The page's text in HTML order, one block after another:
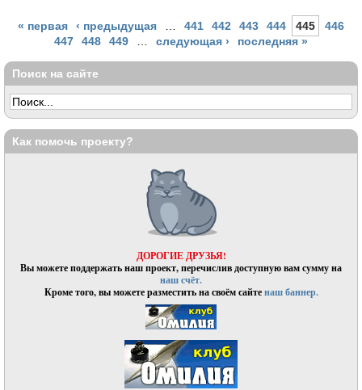
Страницы
« первая ‹ предыдущая … 441 442 443 444 445
446
447
448 449 … следующая › последняя »
Поиск на сайте
Как помочь проекту?
ДОРОГИЕ ДРУЗЬЯ!
Вы можете поддержать наш проект, перечислив доступную вам сумму на
наш счёт.
Кроме того, вы можете разместить на своём сайтенаш баннер.